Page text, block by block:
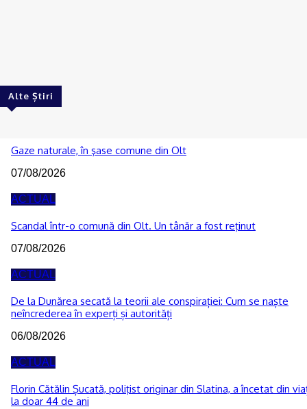
Alte Știri
Gaze naturale, în şase comune din Olt
07/08/2026
ACTUAL
Scandal într-o comună din Olt. Un tânăr a fost reţinut
07/08/2026
ACTUAL
De la Dunărea secată la teorii ale conspirației: Cum se naște
neîncrederea în experți și autorități
06/08/2026
ACTUAL
Florin Cătălin Șucată, poliţist originar din Slatina, a încetat din
la doar 44 de ani